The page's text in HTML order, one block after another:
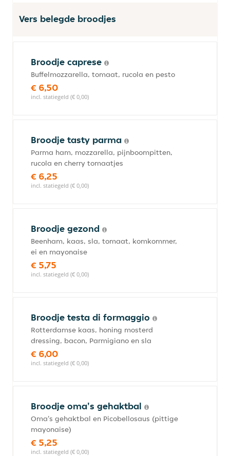
Vers belegde broodjes
Broodje caprese
Buffelmozzarella, tomaat, rucola en pesto
€ 6,50
incl. statiegeld (€ 0,00)
Broodje tasty parma
Parma ham, mozzarella, pijnboompitten,
rucola en cherry tomaatjes
€ 6,25
incl. statiegeld (€ 0,00)
Broodje gezond
Beenham, kaas, sla, tomaat, komkommer,
ei en mayonaise
€ 5,75
incl. statiegeld (€ 0,00)
Broodje testa di formaggio
Rotterdamse kaas, honing mosterd
dressing, bacon, Parmigiano en sla
€ 6,00
incl. statiegeld (€ 0,00)
Broodje oma's gehaktbal
Oma's gehaktbal en Picobellosaus (pittige
mayonaise)
€ 5,25
incl. statiegeld (€ 0,00)